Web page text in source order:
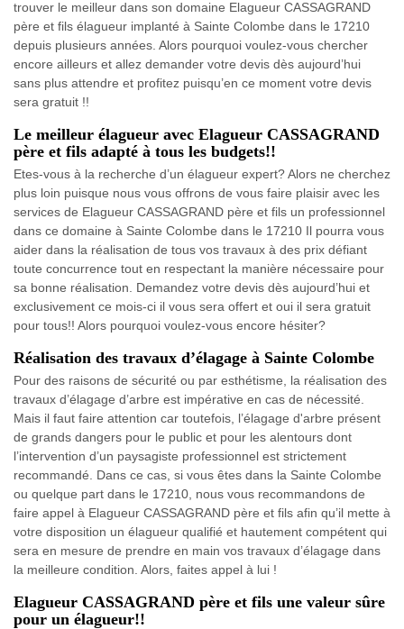
trouver le meilleur dans son domaine Elagueur CASSAGRAND
père et fils élagueur implanté à Sainte Colombe dans le 17210
depuis plusieurs années. Alors pourquoi voulez-vous chercher
encore ailleurs et allez demander votre devis dès aujourd’hui
sans plus attendre et profitez puisqu’en ce moment votre devis
sera gratuit !!
Le meilleur élagueur avec Elagueur CASSAGRAND
père et fils adapté à tous les budgets!!
Etes-vous à la recherche d’un élagueur expert? Alors ne cherchez
plus loin puisque nous vous offrons de vous faire plaisir avec les
services de Elagueur CASSAGRAND père et fils un professionnel
dans ce domaine à Sainte Colombe dans le 17210 Il pourra vous
aider dans la réalisation de tous vos travaux à des prix défiant
toute concurrence tout en respectant la manière nécessaire pour
sa bonne réalisation. Demandez votre devis dès aujourd’hui et
exclusivement ce mois-ci il vous sera offert et oui il sera gratuit
pour tous!! Alors pourquoi voulez-vous encore hésiter?
Réalisation des travaux d’élagage à Sainte Colombe
Pour des raisons de sécurité ou par esthétisme, la réalisation des
travaux d’élagage d’arbre est impérative en cas de nécessité.
Mais il faut faire attention car toutefois, l’élagage d'arbre présent
de grands dangers pour le public et pour les alentours dont
l’intervention d’un paysagiste professionnel est strictement
recommandé. Dans ce cas, si vous êtes dans la Sainte Colombe
ou quelque part dans le 17210, nous vous recommandons de
faire appel à Elagueur CASSAGRAND père et fils afin qu’il mette à
votre disposition un élagueur qualifié et hautement compétent qui
sera en mesure de prendre en main vos travaux d’élagage dans
la meilleure condition. Alors, faites appel à lui !
Elagueur CASSAGRAND père et fils une valeur sûre
pour un élagueur!!